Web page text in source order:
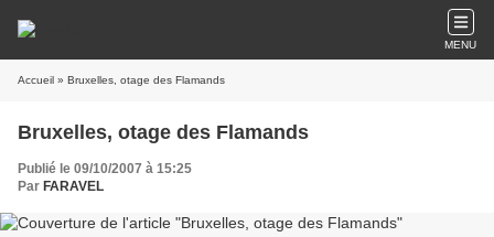
MENU
Accueil » Bruxelles, otage des Flamands
Bruxelles, otage des Flamands
Publié le 09/10/2007 à 15:25
Par FARAVEL